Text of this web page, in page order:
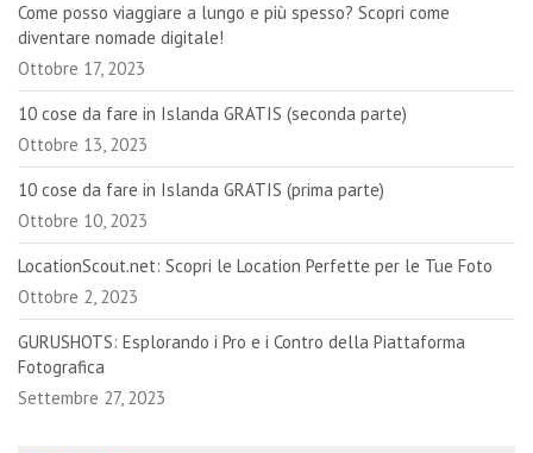
Come posso viaggiare a lungo e più spesso? Scopri come
diventare nomade digitale!
Ottobre 17, 2023
10 cose da fare in Islanda GRATIS (seconda parte)
Ottobre 13, 2023
10 cose da fare in Islanda GRATIS (prima parte)
Ottobre 10, 2023
LocationScout.net: Scopri le Location Perfette per le Tue Foto
Ottobre 2, 2023
GURUSHOTS: Esplorando i Pro e i Contro della Piattaforma
Fotografica
Settembre 27, 2023